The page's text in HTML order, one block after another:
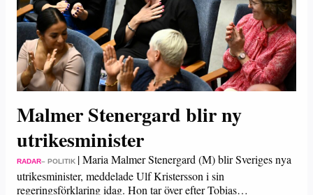
Malmer Stenergard blir ny
utrikesminister
RADAR– POLITIK |Maria Malmer Stenergard (M) blir Sveriges nya
utrikesminister, meddelade Ulf Kristersson i sin
regeringsförklaring idag. Hon tar över efter Tobias…